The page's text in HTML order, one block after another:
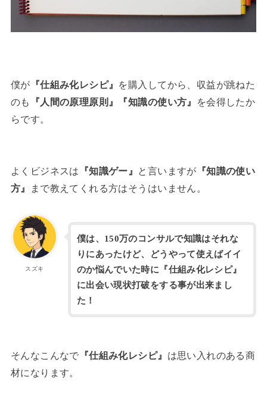
僕が 『仕組み化レシピ』 を購入してから、収益が跳ねた
のも
『人間の原理原則』『知識の使い方』
を会得したか
らです。
よくビジネスは 『知識ゲー』 と言いますが 『知識の使い
方』
まで教えてくれる方はそうはいません。
スズキ
僕は、150万のコンサルで知識はそれな
りにあったけど、どうやって使えばイイ
のか悩んでいた時に『仕組み化レシピ』
に出会い現状打破をする事が出来まし
た！
そんなこんなで 『仕組み化レシピ』 は思い入れのある商
材になります。